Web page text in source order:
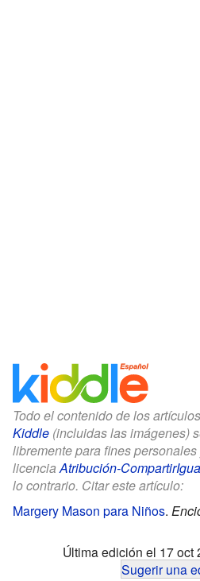
Todo el contenido de los
Kiddle (incluidas las imágenes)
libremente para fines
licenciaAtribución-
lo contrario. Citar este artículo:
Margery Mason para Niños.
Última edición el 17 oct
Sugerir una